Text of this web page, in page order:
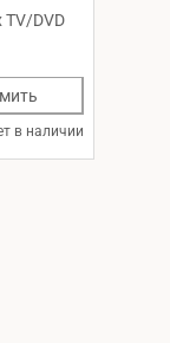
TV/DVD
в наличии